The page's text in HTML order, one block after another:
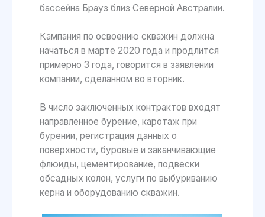
бассейна Брауз близ Северной Австралии.
Кампания по освоению скважин должна
начаться в марте 2020 года и продлится
примерно 3 года, говорится в заявлении
компании, сделанном во вторник.
В число заключенных контрактов входят
направленное бурение, каротаж при
бурении, регистрация данных о
поверхности, буровые и заканчивающие
флюиды, цементирование, подвески
обсадных колон, услуги по выбуриванию
керна и оборудованию скважин.